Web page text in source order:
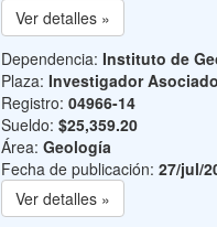
Ver detalles »
Dependencia: Instituto de
Plaza: Investigador
Registro: 04966-14
Sueldo: $25,359.20
Área: Geología
Fecha de publicación: 27/jul/
Ver detalles »